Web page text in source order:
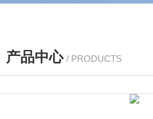
产品中心 / PRODUCTS